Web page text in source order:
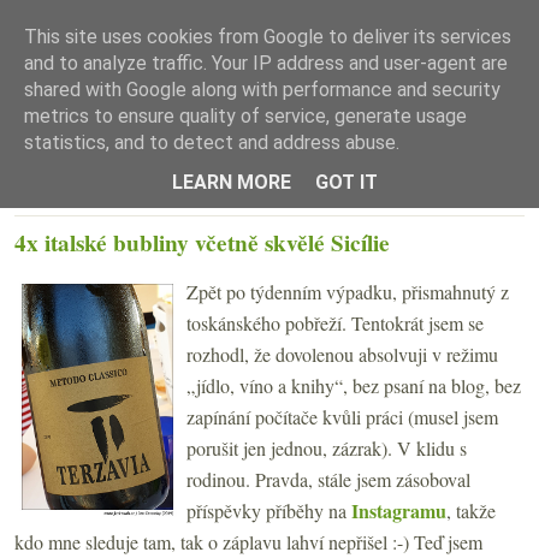
☰ Menu
4x italské bubliny včetně skvělé Sicílie
Zpět po týdenním výpadku, přismahnutý z
toskánského pobřeží. Tentokrát jsem se
rozhodl, že dovolenou absolvuji v režimu
„jídlo, víno a knihy“, bez psaní na blog, bez
zapínání počítače kvůli práci (musel jsem
porušit jen jednou, zázrak). V klidu s
rodinou. Pravda, stále jsem zásoboval
příspěvky příběhy na Instagramu, takže
kdo mne sleduje tam, tak o záplavu lahví nepřišel :-) Teď jsem
This site uses cookies from Google to deliver its services
and to analyze traffic. Your IP address and user-agent are
shared with Google along with performance and security
metrics to ensure quality of service, generate usage
statistics, and to detect and address abuse.
LEARN MORE
GOT IT